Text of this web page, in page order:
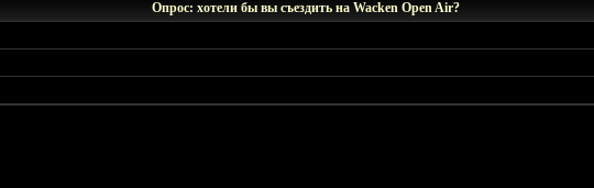
Опрос: хотели бы вы съездить на Wacken Open Air?